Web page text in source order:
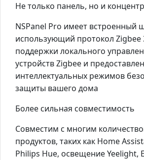
Не только панель, но и
NSPanel Pro имеет встроенный
использующий протокол Zigbee
поддержки локального
устройств Zigbee и
интеллектуальных режимов
защиты вашего дома
Более сильная совместимость
Совместим с многим
продуктов, таких как Home
Philips Hue, освещение Yeelight,